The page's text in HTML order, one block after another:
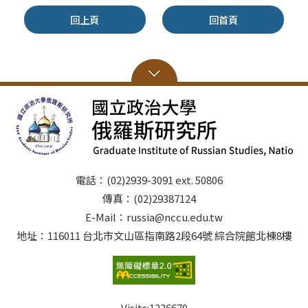
回上頁 回首頁
電話：(02)2939-3091 ext. 50806
傳真：(02)29387124
E-Mail：russia@nccu.edu.tw
地址：116011 台北市文山區指南路2段64號 綜合院館北棟8樓